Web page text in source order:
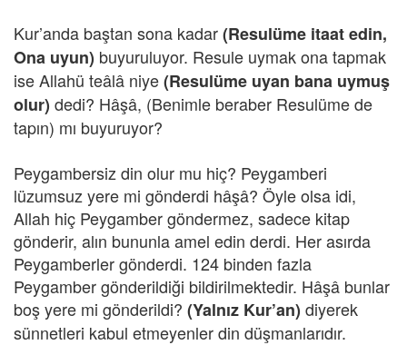
Kur’anda baştan sona kadar(Resulüme itaat edin,
Ona uyun) buyuruluyor. Resule uymak ona tapmak
ise Allahü teâlâ niye(Resulüme uyan bana uymuş
olur) dedi? Hâşâ, (Benimle beraber Resulüme de
tapın) mı buyuruyor?
Peygambersiz din olur mu hiç? Peygamberi
lüzumsuz yere mi gönderdi hâşâ? Öyle olsa idi,
Allah hiç Peygamber göndermez, sadece kitap
gönderir, alın bununla amel edin derdi. Her asırda
Peygamberler gönderdi. 124 binden fazla
Peygamber gönderildiği bildirilmektedir. Hâşâ bunlar
boş yere mi gönderildi? (Yalnız Kur’an) diyerek
sünnetleri kabul etmeyenler din düşmanlarıdır.